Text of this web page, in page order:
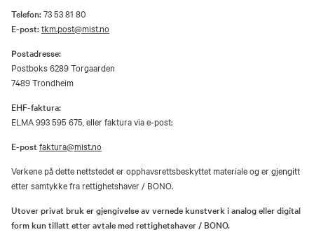
Telefon:73 53 81 80
E-post:tkm.post@mist.no
Postadresse:
Postboks 6289 Torgaarden
7489 Trondheim
EHF-faktura:
ELMA 993 595 675, eller faktura via e-post:
E-post faktura@mist.no
Verkene på dette nettstedet er opphavsrettsbeskyttet materiale og er gjengitt
etter samtykke fra rettighetshaver / BONO.
Utover privat bruk er gjengivelse av vernede kunstverk i analog eller digital
form kun tillatt etter avtale med rettighetshaver / BONO.